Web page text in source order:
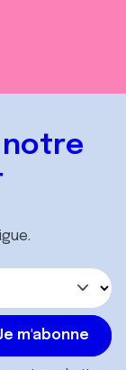
notre